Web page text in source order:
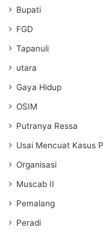
Bupati
FGD
Tapanuli
utara
Gaya Hidup
OSIM
Putranya Ressa
Usai Mencuat Kasus
Organisasi
Muscab II
Pemalang
Peradi